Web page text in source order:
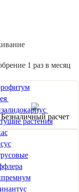
растения
1 раз в месяц
Безналичный расчет